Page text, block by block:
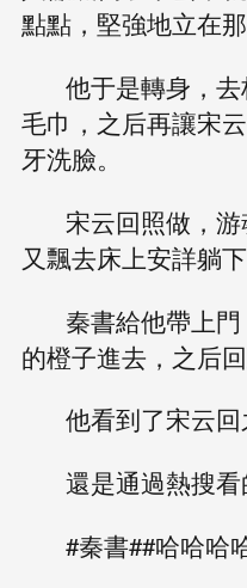
點點，堅強地立在
他于是轉身，
毛巾，之后再讓宋
牙洗臉。
宋云回照做，
又飄去床上安詳躺下
秦書給他帶上
的橙子進去，之后
他看到了宋云回
還是通過熱搜看
#秦書##哈哈哈